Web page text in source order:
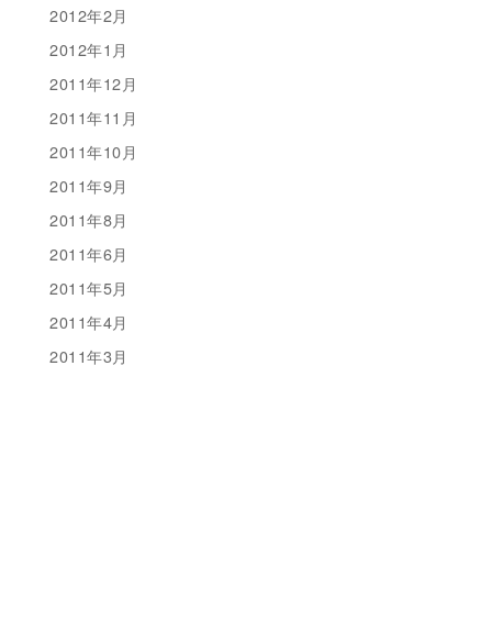
2012年2月
2012年1月
2011年12月
2011年11月
2011年10月
2011年9月
2011年8月
2011年6月
2011年5月
2011年4月
2011年3月